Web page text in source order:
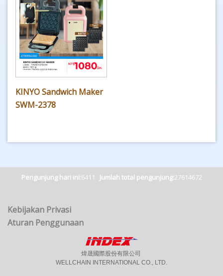
KINYO Sandwich Maker
SWM-2378
Pengunjung hari ini:6411 Jumlah total pengunjung:27614672
Kebijakan Privasi
Aturan Penggunaan
煒晟國際股份有限公司
WELLCHAIN INTERNATIONAL CO., LTD.